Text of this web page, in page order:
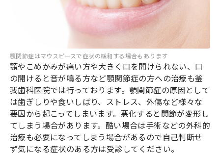
顎関節症はマウスピースで症状の緩和する場合もあります
顎やこめかみが痛い方や大きく口を開けられない、口
の開けると音が鳴る方など顎関節症の方への治療も釜
我歯科医院では行っております。顎関節症の原因として
は歯ぎしりや食いしばり、ストレス、外傷など様々な
要因から起こってしまいます。悪化すると関節が変形し
てしまう場合があります。酷い場合は手術などの外科的
治療も必要になってしまう場合があるので自己判断せ
ず気になる症状のある方は受診してください。